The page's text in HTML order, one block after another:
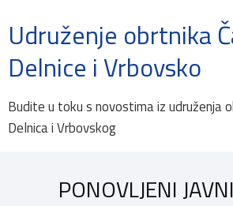
Udruženje obrtnika
Delnice i Vrbovsko
Budite u toku s novostima iz udruženja
Delnica i Vrbovskog
PONOVLJENI